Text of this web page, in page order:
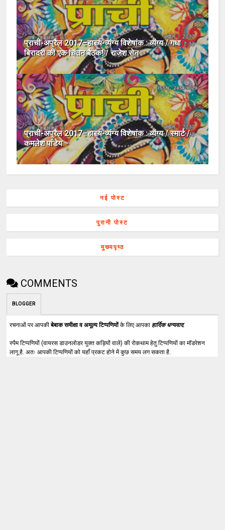
प्राची-अप्रैल 2017–हास्य-व्यंग्य विशेषांक : व्यंग्य / गधा
बिरादरी की एक चिंतन बैठक! / राजेश सेन
प्राची-अप्रैल 2017–हास्य-व्यंग्य विशेषांक : व्यंग्य / स्मार्ट /
कमलेश पांडेय
नई पोस्ट
पुरानी पोस्ट
मुख्यपृष्ठ
COMMENTS
BLOGGER
रचनाओं पर आपकीबेबाक समीक्षा व अमूल्य टिप्पणियोंके लिए आपका हार्दिक धन्यवाद.
स्पैम टिप्पणियों (वायरस डाउनलोडर युक्त कड़ियों वाले) की रोकथाम हेतु टिप्पणियों का मॉडरेशन
लागू है. अतः आपकी टिप्पणियों को यहाँ प्रकट होने में कुछ समय लग सकता है.